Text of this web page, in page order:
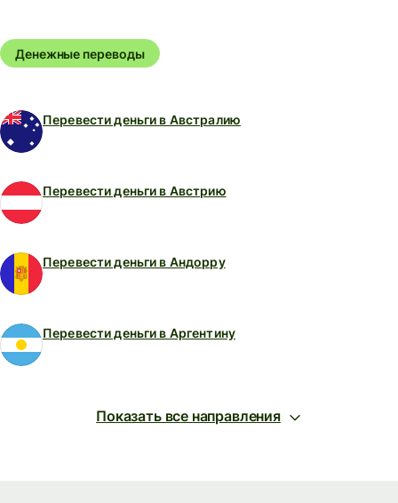
Денежные переводы
Перевести деньги в Австралию
Перевести деньги в Австрию
Перевести деньги в Андорру
Перевести деньги в Аргентину
Показать все направления